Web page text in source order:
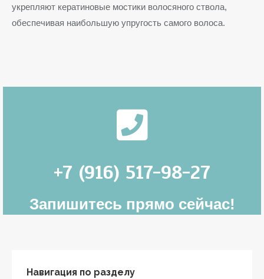
укрепляют кератиновые мостики волосяного ствола,
обеспечивая наибольшую упругость самого волоса.
+7 (916) 517-98-27
Запишитесь прямо сейчас!
Навигация по разделу